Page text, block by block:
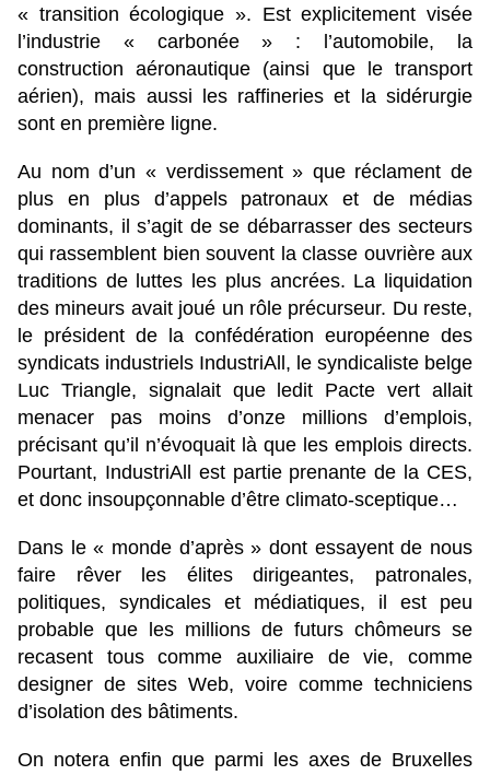
« transition écologique ». Est explicitement visée
l’industrie « carbonée » : l’automobile, la
construction aéronautique (ainsi que le transport
aérien), mais aussi les raffineries et la sidérurgie
sont en première ligne.
Au nom d’un « verdissement » que réclament de
plus en plus d’appels patronaux et de médias
dominants, il s’agit de se débarrasser des secteurs
qui rassemblent bien souvent la classe ouvrière aux
traditions de luttes les plus ancrées. La liquidation
des mineurs avait joué un rôle précurseur. Du reste,
le président de la confédération européenne des
syndicats industriels IndustriAll, le syndicaliste belge
Luc Triangle, signalait que ledit Pacte vert allait
menacer pas moins d’onze millions d’emplois,
précisant qu’il n’évoquait là que les emplois directs.
Pourtant, IndustriAll est partie prenante de la CES,
et donc insoupçonnable d’être climato-sceptique…
Dans le « monde d’après » dont essayent de nous
faire rêver les élites dirigeantes, patronales,
politiques, syndicales et médiatiques, il est peu
probable que les millions de futurs chômeurs se
recasent tous comme auxiliaire de vie, comme
designer de sites Web, voire comme techniciens
d’isolation des bâtiments.
On notera enfin que parmi les axes de Bruxelles